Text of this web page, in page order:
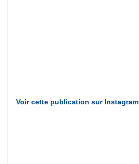
Voir cette publication sur Instagram